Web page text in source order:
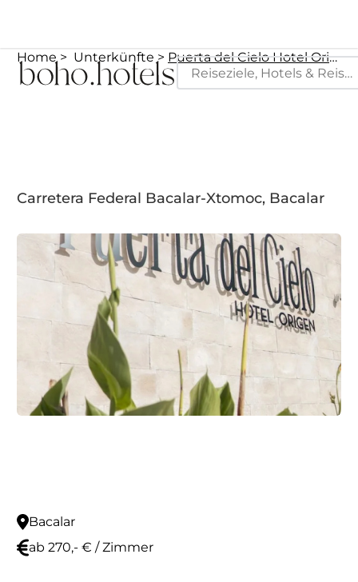
Home Unterkünfte Puerta del Cielo Hotel Origen
Carretera Federal Bacalar-Xtomoc, Bacalar
Bacalar
ab 270,- € / Zimmer